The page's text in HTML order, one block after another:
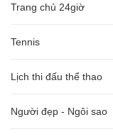
Trang chủ 24giờ
Tennis
Lịch thi đấu thể thao
Người đẹp - Ngôi sao